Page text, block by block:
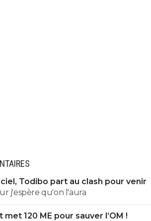
Todibo part au clash pour venir
j'espère qu'on l'aura
met 120 ME pour sauver l’OM !